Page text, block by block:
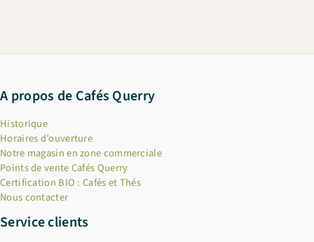
A propos de Cafés Querry
Historique
Horaires d’ouverture
Notre magasin en zone commerciale
Points de vente Cafés Querry
Certification BIO : Cafés et Thés
Nous contacter
Service clients